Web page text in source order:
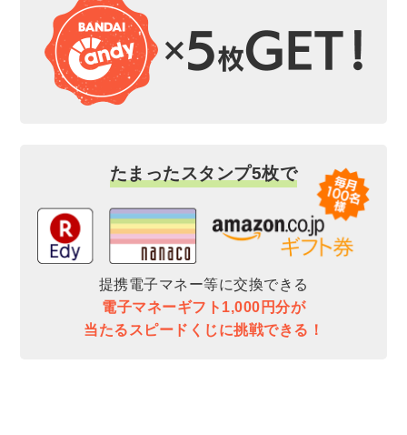
たまったスタンプ5枚で
提携電子マネー等に交換できる
電子マネーギフト1,000円分が
当たるスピードくじに挑戦できる！